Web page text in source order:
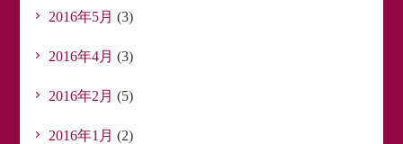
2016年5月 (3)
2016年4月 (3)
2016年2月 (5)
2016年1月 (2)